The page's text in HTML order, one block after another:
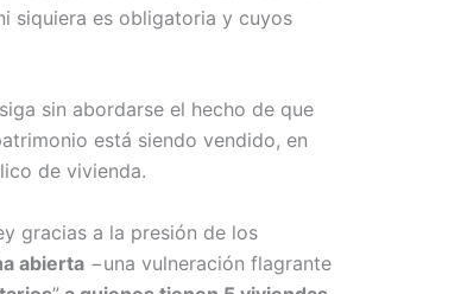
siquiera es obligatoria y cuyos
sin abordarse el hecho de que
está siendo vendido, en
de vivienda.
gracias a la presión de los
abierta −una vulneración flagrante